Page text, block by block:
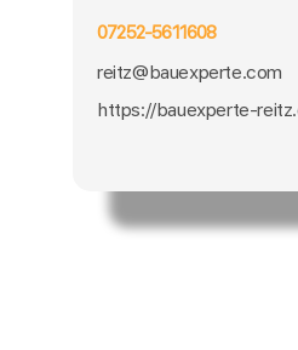
07252-5611608
reitz@bauexperte.com
https://bauexperte-